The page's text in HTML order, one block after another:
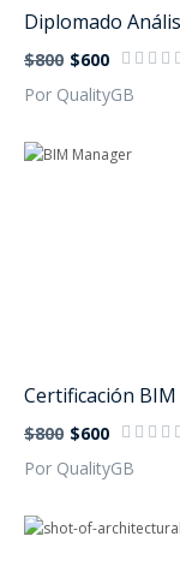
Diplomado
$800 $600
Por QualityGB
Certificación
$800 $600
Por QualityGB